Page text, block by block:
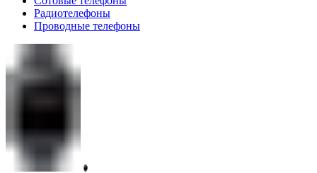
Радиотелефоны
Проводные телефоны